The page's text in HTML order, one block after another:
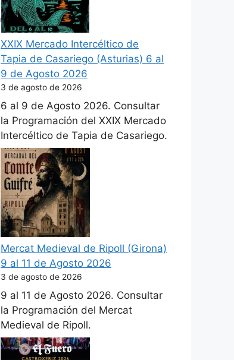
XXIX Mercado Intercéltico de
Tapia de Casariego (Asturias) 6 al
9 de Agosto 2026
3 de agosto de 2026
6 al 9 de Agosto 2026. Consultar
la Programación del XXIX Mercado
Intercéltico de Tapia de Casariego.
Mercat Medieval de Ripoll (Girona)
9 al 11 de Agosto 2026
3 de agosto de 2026
9 al 11 de Agosto 2026. Consultar
la Programación del Mercat
Medieval de Ripoll.